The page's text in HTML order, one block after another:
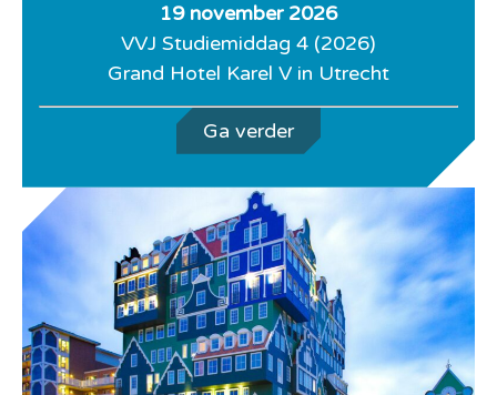
19 november 2026
VVJ Studiemiddag 4 (2026)
Grand Hotel Karel V in Utrecht
Ga verder